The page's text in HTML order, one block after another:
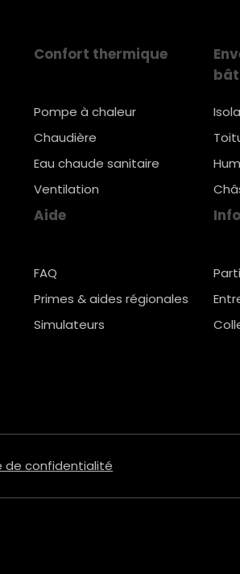
Confort thermique
Pompe à chaleur
Chaudière
Eau chaude sanitaire
Ventilation
Aide
FAQ
Primes & aides régionales
Simulateurs
de confidentialité